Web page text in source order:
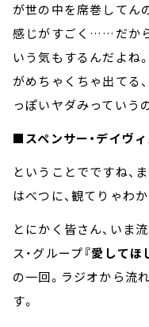
が世の中を席巻してん
感じがすごく……だから
いう気もするんだよね
がめちゃくちゃ出てる
っぽいヤダみっていう
■スペンサー・デイヴィ
ということでですね、
はべつに、観てりゃわ
とにかく皆さん、いま
ス・グループ『愛してほ
の一回。ラジオから流
す。